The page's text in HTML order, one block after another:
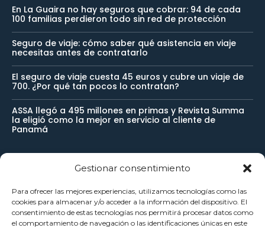
Gestionar consentimiento
Para ofrecer las mejores experiencias, utilizamos tecnologías como las
cookies para almacenar y/o acceder a la información del dispositivo. El
consentimiento de estas tecnologías nos permitirá procesar datos como
el comportamiento de navegación o las identificaciones únicas en este
En La Guaira no hay seguros que cobrar: 94 de cada
100 familias perdieron todo sin red de protección
Seguro de viaje: cómo saber qué asistencia en viaje
necesitas antes de contratarlo
El seguro de viaje cuesta 45 euros y cubre un viaje de
700. ¿Por qué tan pocos lo contratan?
ASSA llegó a 495 millones en primas y Revista Summa
la eligió como la mejor en servicio al cliente de
Panamá
Newsletter
Reciba noticias importantes directamente en su buzón de